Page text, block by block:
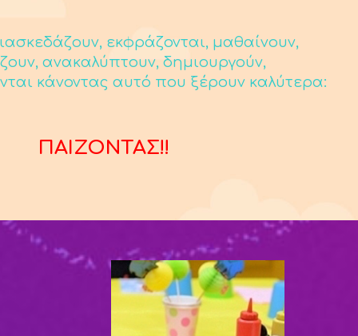
εκφράζονται, μαθαίνουν,
ανακαλύπτουν, δημιουργούν,
κάνοντας αυτό που ξέρουν καλύτερα:
ΠΑΙΖΟΝΤΑΣ!!